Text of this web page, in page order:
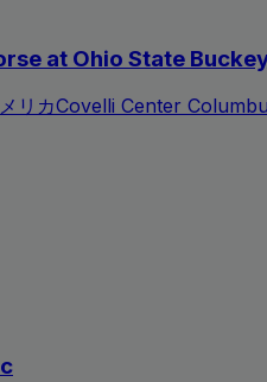
at Ohio State
リカCovelli Center